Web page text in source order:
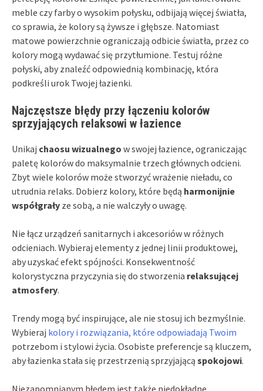
meble czy farby o wysokim połysku, odbijają więcej światła,
co sprawia, że kolory są żywsze i głębsze. Natomiast
matowe powierzchnie ograniczają odbicie światła, przez co
kolory mogą wydawać się przytłumione. Testuj różne
połyski, aby znaleźć odpowiednią kombinację, która
podkreśli urok Twojej łazienki.
Najczęstsze błędy przy łączeniu kolorów
sprzyjających relaksowi w łazience
Unikaj chaosu wizualnego w swojej łazience, ograniczając
paletę kolorów do maksymalnie trzech głównych odcieni.
Zbyt wiele kolorów może stworzyć wrażenie nieładu, co
utrudnia relaks. Dobierz kolory, które będą harmonijnie
współgrały ze sobą, a nie walczyły o uwagę.
Nie łącz urządzeń sanitarnych i akcesoriów w różnych
odcieniach. Wybieraj elementy z jednej linii produktowej,
aby uzyskać efekt spójności. Konsekwentność
kolorystyczna przyczynia się do stworzenia relaksującej
atmosfery.
Trendy mogą być inspirujące, ale nie stosuj ich bezmyślnie.
Wybieraj kolory i rozwiązania, które odpowiadają Twoim
potrzebom i stylowi życia. Osobiste preferencje są kluczem,
aby łazienka stała się przestrzenią sprzyjającą spokojowi.
Niezapomnianym błędem jest także niedokładne